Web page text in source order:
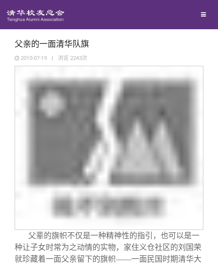
西南联大校友会
义工计划
新媒体平台
青春风采
校友讲坛
校友视界
校友服务
信息化服务
三创大赛
校友总会
总会简介
会长致辞
关闭
父亲的一面清华队旗
2010-07-19 | 浏览 2243次
父辈的旗帜不仅是一种精神性的指引，也可以是一
种让子女时常为之动情的实物，家住义仓社区的刘国荣
就珍藏着一面父亲留下的旗帜——一面民国时期清华大